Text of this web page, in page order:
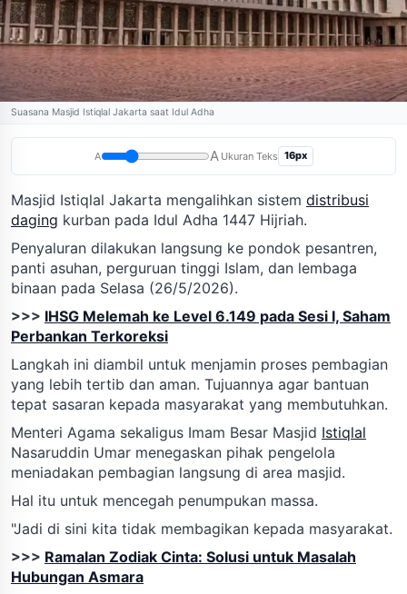
Suasana Masjid Istiqlal Jakarta saat Idul Adha
A A Ukuran Teks 16px
Masjid Istiqlal Jakarta mengalihkan sistem distribusi
daging kurban pada Idul Adha 1447 Hijriah.
Penyaluran dilakukan langsung ke pondok pesantren,
panti asuhan, perguruan tinggi Islam, dan lembaga
binaan pada Selasa (26/5/2026).
>>> IHSG Melemah ke Level 6.149 pada Sesi I, Saham
Perbankan Terkoreksi
Langkah ini diambil untuk menjamin proses pembagian
yang lebih tertib dan aman. Tujuannya agar bantuan
tepat sasaran kepada masyarakat yang membutuhkan.
Menteri Agama sekaligus Imam Besar Masjid Istiqlal
Nasaruddin Umar menegaskan pihak pengelola
meniadakan pembagian langsung di area masjid.
Hal itu untuk mencegah penumpukan massa.
"Jadi di sini kita tidak membagikan kepada masyarakat.
>>> Ramalan Zodiak Cinta: Solusi untuk Masalah
Hubungan Asmara